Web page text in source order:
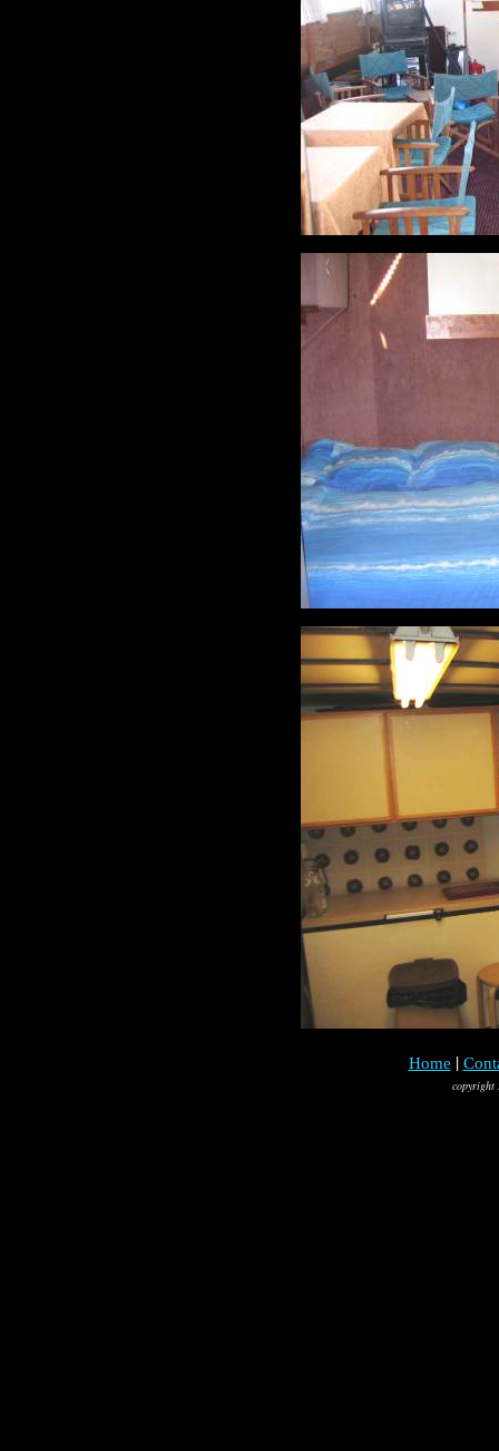
Home |
copyright